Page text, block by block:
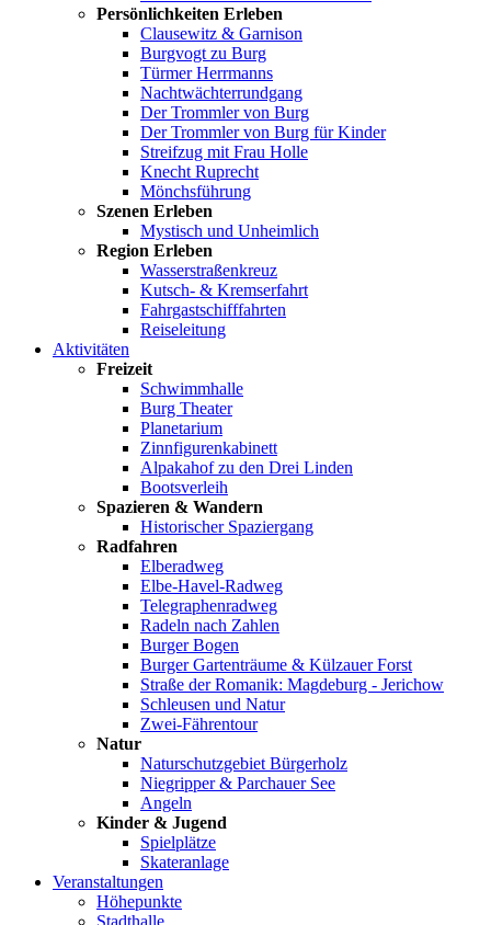
Persönlichkeiten Erleben
Clausewitz & Garnison
Burgvogt zu Burg
Türmer Herrmanns
Nachtwächterrundgang
Der Trommler von Burg
Der Trommler von Burg für Kinder
Streifzug mit Frau Holle
Knecht Ruprecht
Mönchsführung
Szenen Erleben
Mystisch und Unheimlich
Region Erleben
Wasserstraßenkreuz
Kutsch- & Kremserfahrt
Fahrgastschifffahrten
Reiseleitung
Aktivitäten
Freizeit
Schwimmhalle
Burg Theater
Planetarium
Zinnfigurenkabinett
Alpakahof zu den Drei Linden
Bootsverleih
Spazieren & Wandern
Historischer Spaziergang
Radfahren
Elberadweg
Elbe-Havel-Radweg
Telegraphenradweg
Radeln nach Zahlen
Burger Bogen
Burger Gartenträume & Külzauer Forst
Straße der Romanik: Magdeburg - Jerichow
Schleusen und Natur
Zwei-Fährentour
Natur
Naturschutzgebiet Bürgerholz
Niegripper & Parchauer See
Angeln
Kinder & Jugend
Spielplätze
Skateranlage
Veranstaltungen
Höhepunkte
Stadthalle